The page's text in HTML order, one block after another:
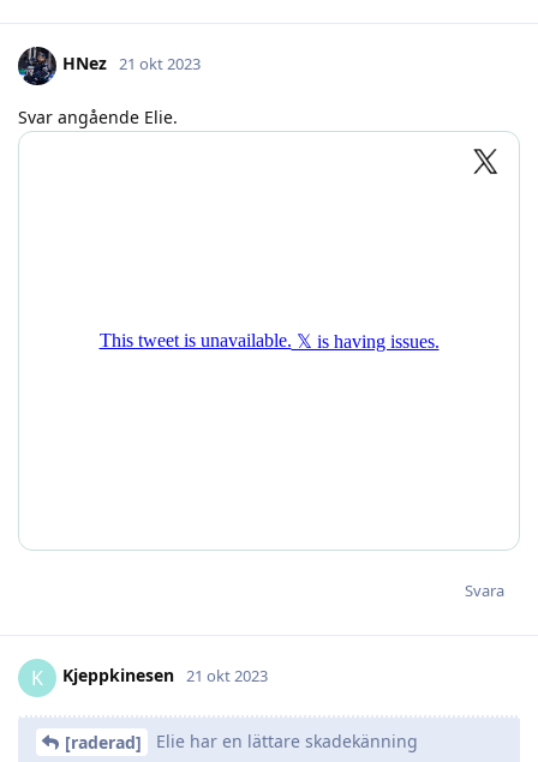
HNez 21 okt 2023
Svar angående Elie.
Svara
K Kjeppkinesen 21 okt 2023
[raderad] Elie har en lättare skadekänning